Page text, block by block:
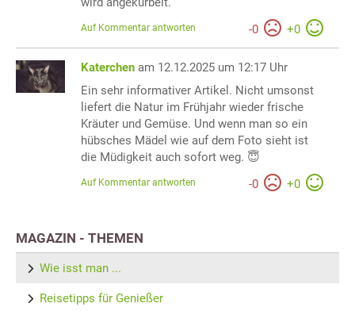
-0 +0
Auf Kommentar antworten
Katerchen am 12.12.2025 um 12:17 Uhr
Ein sehr informativer Artikel. Nicht umsonst
liefert die Natur im Frühjahr wieder frische
Kräuter und Gemüse. Und wenn man so ein
hübsches Mädel wie auf dem Foto sieht ist
die Müdigkeit auch sofort weg. 😇
-0 +0
Auf Kommentar antworten
MAGAZIN - THEMEN
Wie isst man ...
Reisetipps für Genießer